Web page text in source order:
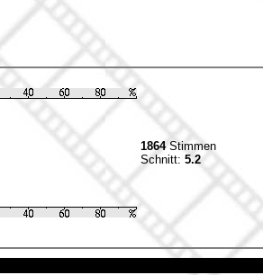
1864Stimmen
Schnitt: 5.2